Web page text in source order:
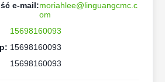
e-mail:moriahlee@linguangcmc.c
om
15698160093
15698160093
15698160093